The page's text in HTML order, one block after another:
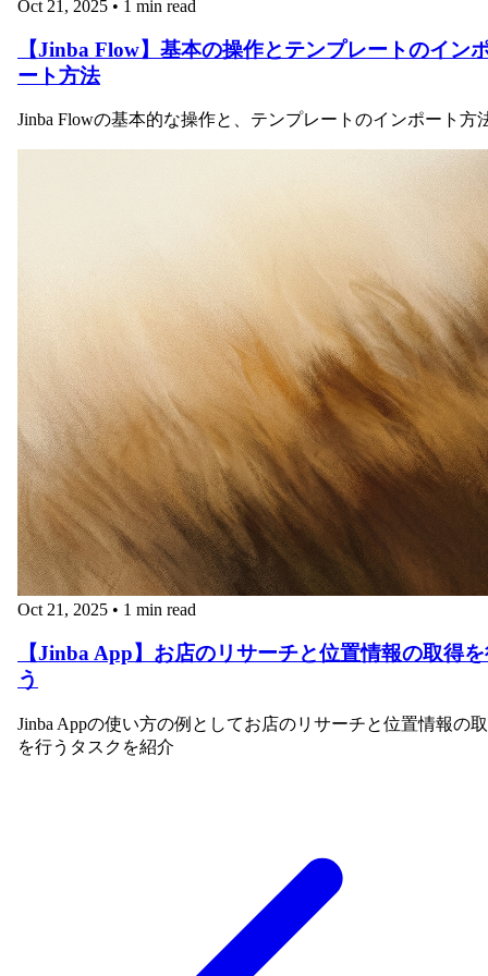
Oct 21, 2025 • 1 min read
【Jinba Flow】基本の操作とテンプレートのイン
ート方法
Jinba Flowの基本的な操作と、テンプレートのインポート方
Oct 21, 2025 • 1 min read
【Jinba App】お店のリサーチと位置情報の取得
う
Jinba Appの使い方の例としてお店のリサーチと位置情報の
を行うタスクを紹介